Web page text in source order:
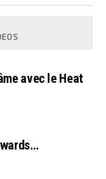
avec le Heat